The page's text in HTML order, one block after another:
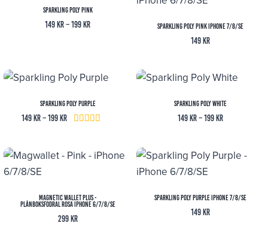
Sparkling Poly Pink
149 kr–199 krPrisintervall:
Sparkling Poly Pink iPhone 7/8/SE
149 kr
Sparkling Poly Purple
149 kr – 199 krPrisintervall:
199 kr
Sparkling Poly White
149 kr–199 krPrisintervall:
199 kr
Magnetic Wallet Plus -
Plånboksfodral Rosa iPhone 6/7/8/SE
299 kr
Sparkling Poly Purple iPhone 7/8/SE
149 kr